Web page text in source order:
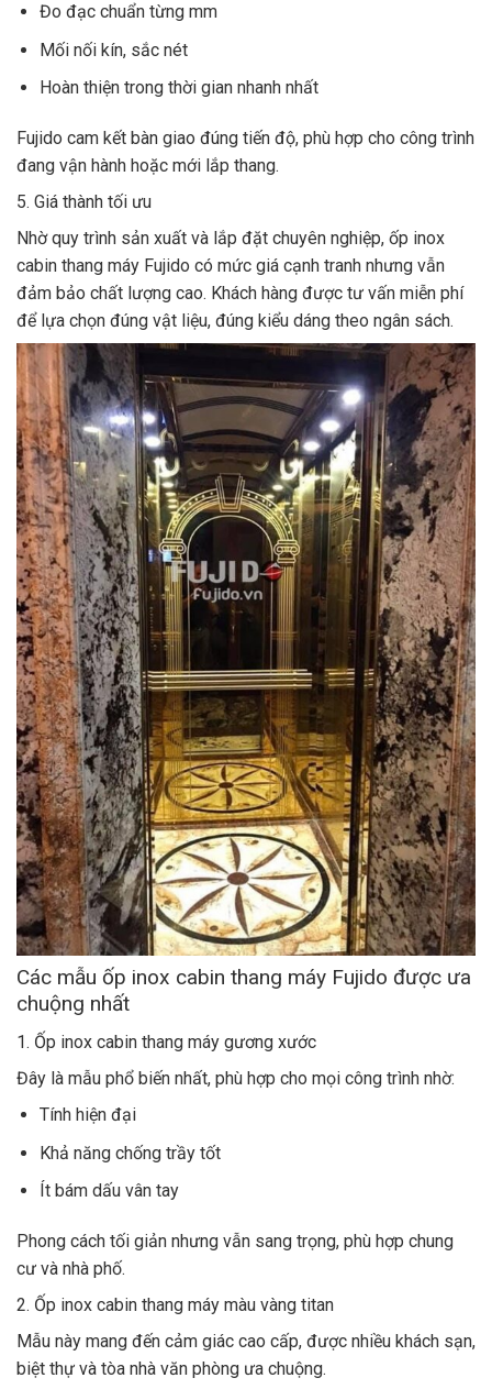
Đo đạc chuẩn từng mm
Mối nối kín, sắc nét
Hoàn thiện trong thời gian nhanh nhất
Fujido cam kết bàn giao đúng tiến độ, phù hợp cho công trình
đang vận hành hoặc mới lắp thang.
5. Giá thành tối ưu
Nhờ quy trình sản xuất và lắp đặt chuyên nghiệp, ốp inox
cabin thang máy Fujido có mức giá cạnh tranh nhưng vẫn
đảm bảo chất lượng cao. Khách hàng được tư vấn miễn phí
để lựa chọn đúng vật liệu, đúng kiểu dáng theo ngân sách.
Các mẫu ốp inox cabin thang máy Fujido được ưa
chuộng nhất
1. Ốp inox cabin thang máy gương xước
Đây là mẫu phổ biến nhất, phù hợp cho mọi công trình nhờ:
Tính hiện đại
Khả năng chống trầy tốt
Ít bám dấu vân tay
Phong cách tối giản nhưng vẫn sang trọng, phù hợp chung
cư và nhà phố.
2. Ốp inox cabin thang máy màu vàng titan
Mẫu này mang đến cảm giác cao cấp, được nhiều khách sạn,
biệt thự và tòa nhà văn phòng ưa chuộng.